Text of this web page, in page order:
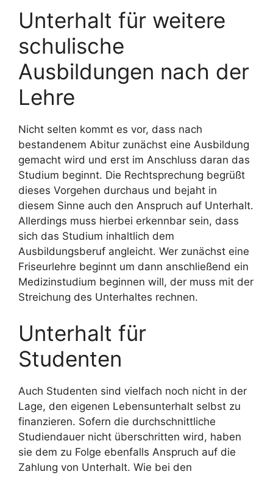
Unterhalt für weitere
schulische
Ausbildungen nach der
Lehre
Nicht selten kommt es vor, dass nach
bestandenem Abitur zunächst eine Ausbildung
gemacht wird und erst im Anschluss daran das
Studium beginnt. Die Rechtsprechung begrüßt
dieses Vorgehen durchaus und bejaht in
diesem Sinne auch den Anspruch auf Unterhalt.
Allerdings muss hierbei erkennbar sein, dass
sich das Studium inhaltlich dem
Ausbildungsberuf angleicht. Wer zunächst eine
Friseurlehre beginnt um dann anschließend ein
Medizinstudium beginnen will, der muss mit der
Streichung des Unterhaltes rechnen.
Unterhalt für
Studenten
Auch Studenten sind vielfach noch nicht in der
Lage, den eigenen Lebensunterhalt selbst zu
finanzieren. Sofern die durchschnittliche
Studiendauer nicht überschritten wird, haben
sie dem zu Folge ebenfalls Anspruch auf die
Zahlung von Unterhalt. Wie bei den